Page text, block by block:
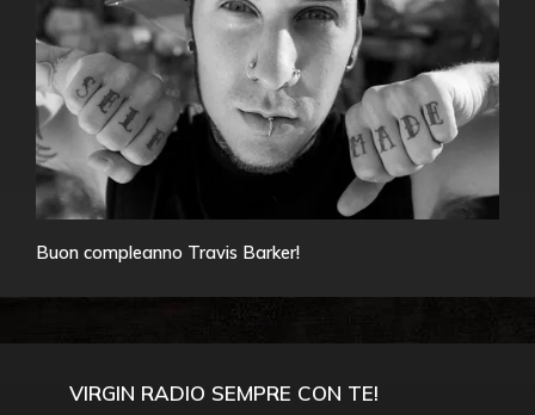
Buon compleanno Travis Barker!
VIRGIN RADIO SEMPRE CON TE!